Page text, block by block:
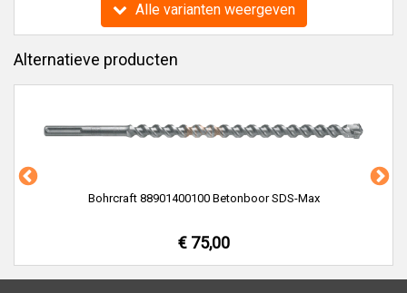
Alle varianten weergeven
Alternatieve producten
Bohrcraft 88901400100 Betonboor SDS-Max
€ 75,00